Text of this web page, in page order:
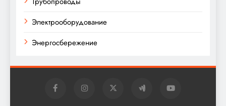
Электрооборудование
Энергосбережение